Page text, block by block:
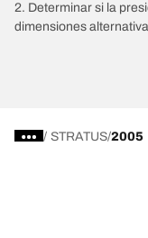
2. Determinar si la
dimensiones
/ STRATUS 2005